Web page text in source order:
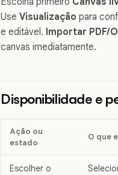
Use Visualização para
e editável. Importar PDF/
canvas imediatamente.
Disponibilidade e
Ação ou
estado
O que
Escolher o